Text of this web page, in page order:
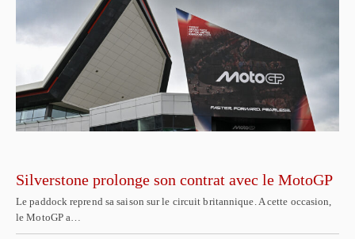
Silverstone prolonge son contrat avec le MotoGP
Le paddock reprend sa saison sur le circuit britannique. A cette occasion,
le MotoGP a…